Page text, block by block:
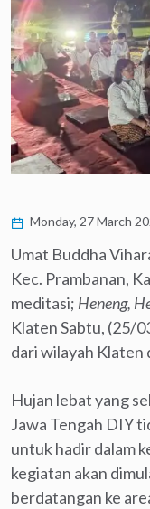
Monday, 27 March
Umat Buddha
Kec. Prambanan,
meditasi; Heneng,
Klaten Sabtu, (25/
dari wilayah Klaten
Hujan lebat yang
Jawa Tengah DIY
untuk hadir dalam
kegiatan akan
berdatangan ke